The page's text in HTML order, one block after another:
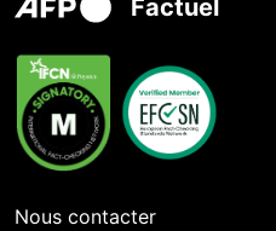
Factuel
Nous contacter